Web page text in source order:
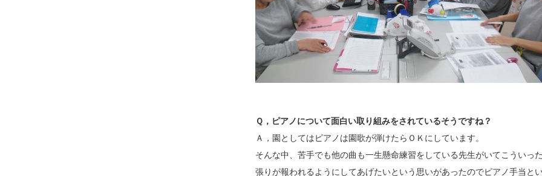
Ｑ，ピアノについて面白い取り組みをされているそうですね？
Ａ，園としてはピアノは園歌が弾けたらＯＫにしています。
そんな中、苦手でも他の曲も一生懸命練習をしている先生がいてこういっ
張りが報われるようにしてあげたいという思いがあったのでピアノ手当と